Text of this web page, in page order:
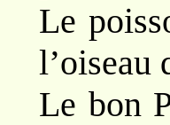
Le
l’oiseau
Le bon